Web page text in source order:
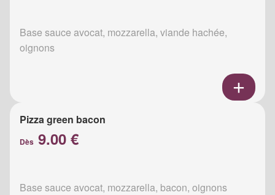
Base sauce avocat, mozzarella, viande hachée,
oignons
Pizza green bacon
Dès 9.00 €
Base sauce avocat, mozzarella, bacon, oignons